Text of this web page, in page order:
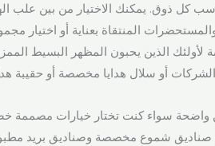
كل ذوق. يمكنك الاختيار من بين علب
المنتقاة بعناية أو اختيار
لأولئك الذين يحبون المظهر البسيط
الشركات أو سلال هدايا مخصصة أو حقيبة
واضحة سواء كنت تختار خيارات مصممة
صناديق شموع مخصصة وصناديق بريد